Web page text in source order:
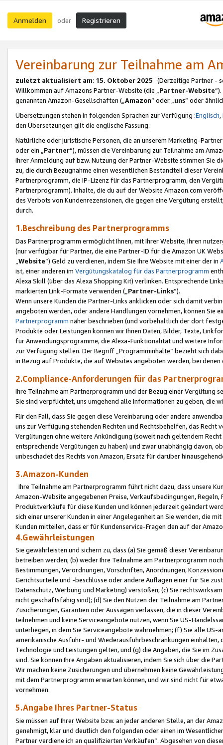
Anmelden oder Registrieren
Vereinbarung zur Teilnahme am
zuletzt aktualisiert am: 15. Oktober 2025 (Derzeitige Partner -
Willkommen auf Amazons Partner-Website (die „Partner-Website
genannten Amazon-Gesellschaften („Amazon“ oder „uns“ oder
Übersetzungen stehen in folgenden Sprachen zur Verfügung :Englisch,
den Übersetzungen gilt die englische Fassung.
Natürliche oder juristische Personen, die an unserem Marketing-
oder ein „Partner“), müssen die Vereinbarung zur Teilnahme am
Ihrer Anmeldung auf bzw. Nutzung der Partner-Website stimmen Sie
zu, die durch Bezugnahme einen wesentlichen Bestandteil dieser
Partnerprogramm, die IP-Lizenz für das Partnerprogramm, den
Partnerprogramm). Inhalte, die du auf der Website Amazon.com
des Verbots von Kundenrezensionen, die gegen eine Vergütung
durch.
1.Beschreibung des Partnerprogramms
Das Partnerprogramm ermöglicht Ihnen, mit Ihrer Website, Ihren
(nur verfügbar für Partner, die eine Partner-ID für die Amazon UK
Website“) Geld zu verdienen, indem Sie Ihre Website mit einer der in
ist, einer anderen im Vergütungskatalog für das Partnerprogramm
Alexa Skill (über das Alexa Shopping Kit) verlinken. Entsprechende
markierten Link-Formate verwenden („ Partner-Links“).
Wenn unsere Kunden die Partner-Links anklicken oder sich damit
angeboten werden, oder andere Handlungen vornehmen, können Sie
Partnerprogramm näher beschrieben (und vorbehaltlich der dort
Produkte oder Leistungen können wir Ihnen Daten, Bilder, Texte,
für Anwendungsprogramme, die Alexa-Funktionalität und weitere
zur Verfügung stellen. Der Begriff „Programminhalte“ bezieht sich
in Bezug auf Produkte, die auf Websites angeboten werden, bei
2.Compliance-Anforderungen für das
Ihre Teilnahme am Partnerprogramm und der Bezug einer Vergütung
Sie sind verpflichtet, uns umgehend alle Informationen zu geben, die
Für den Fall, dass Sie gegen diese Vereinbarung oder andere
uns zur Verfügung stehenden Rechten und Rechtsbehelfen, das
Vergütungen ohne weitere Ankündigung (soweit nach geltendem
entsprechende Vergütungen zu haben) und zwar unabhängig davon,
unbeschadet des Rechts von Amazon, Ersatz für darüber
3.Amazon-Kunden
Ihre Teilnahme am Partnerprogramm führt nicht dazu, dass unsere
Amazon-Website angegebenen Preise, Verkaufsbedingungen,
Produktverkäufe für diese Kunden und können jederzeit geändert
sich einer unserer Kunden in einer Angelegenheit an Sie wenden, die
Kunden mitteilen, dass er für Kundenservice-Fragen den auf der
4.Gewährleistungen
Sie gewährleisten und sichern zu, dass (a) Sie gemäß dieser
betreiben werden; (b) weder Ihre Teilnahme am Partnerprogramm
Bestimmungen, Verordnungen, Vorschriften, Anordnungen,
Gerichtsurteile und -beschlüsse oder andere Auflagen einer für Sie
Datenschutz, Werbung und Marketing) verstoßen; (c) Sie
nicht geschäftsfähig sind); (d) Sie den Nutzen der Teilnahme am
Zusicherungen, Garantien oder Aussagen verlassen, die in dieser
teilnehmen und keine Serviceangebote nutzen, wenn Sie US-
unterliegen, in dem Sie Serviceangebote wahrnehmen; (f) Sie alle
amerikanische Ausfuhr- und Wiederausfuhrbeschränkungen
Technologie und Leistungen gelten, und (g) die Angaben, die Sie im
sind. Sie können Ihre Angaben aktualisieren, indem Sie sich über die
Wir machen keine Zusicherungen und übernehmen keine
mit dem Partnerprogramm erwarten können, und wir sind nicht für
vornehmen.
5.Angabe Ihres Partner-Status
Sie müssen auf Ihrer Website bzw. an jeder anderen Stelle, an der
genehmigt, klar und deutlich den folgenden oder einen im
Partner verdiene ich an qualifizierten Verkäufen“. Abgesehen von